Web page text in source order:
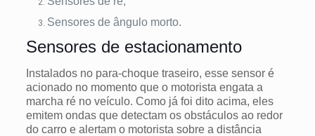
Sensores de ângulo morto.
Sensores de estacionamento
Instalados no para-choque traseiro, esse sensor é
acionado no momento que o motorista engata a
marcha ré no veículo. Como já foi dito acima, eles
emitem ondas que detectam os obstáculos ao redor
do carro e alertam o motorista sobre a distância